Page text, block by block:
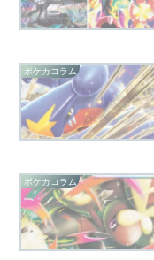
ポケカコラム
ポケカコラム